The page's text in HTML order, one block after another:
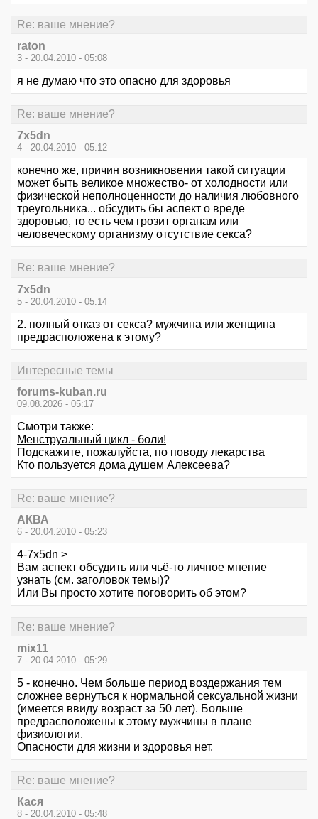
Re: ваше мнение?
raton
3 - 20.04.2010 - 05:08
я не думаю что это опасно для здоровья
Re: ваше мнение?
7x5dn
4 - 20.04.2010 - 05:12
конечно же, причин возникновения такой ситуации
может быть великое множество- от холодности или
физической неполноценности до наличия любовного
треугольника... обсудить бы аспект о вреде
здоровью, то есть чем грозит органам или
человеческому организму отсутствие секса?
Re: ваше мнение?
7x5dn
5 - 20.04.2010 - 05:14
2. полный отказ от секса? мужчина или женщина
предрасположена к этому?
Интересные темы
forums-kuban.ru
09.08.2026 - 05:17
Смотри также:
Менструальный цикл - боли!
Подскажите, пожалуйста, по поводу лекарства
Кто пользуется дома душем Алексеева?
Re: ваше мнение?
АКВА
6 - 20.04.2010 - 05:23
4-7x5dn >
Вам аспект обсудить или чьё-то личное мнение
узнать (см. заголовок темы)?
Или Вы просто хотите поговорить об этом?
Re: ваше мнение?
mix11
7 - 20.04.2010 - 05:29
5 - конечно. Чем больше период воздержания тем
сложнее вернуться к нормальной сексуальной жизни
(имеется ввиду возраст за 50 лет). Больше
предрасположены к этому мужчины в плане
физиологии.
Опасности для жизни и здоровья нет.
Re: ваше мнение?
Кася
8 - 20.04.2010 - 05:48